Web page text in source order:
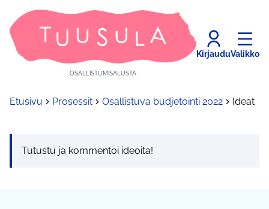
OSALLISTUMISALUSTA
KirjauduValikko
Etusivu Prosessit Osallistuva budjetointi 2022 Ideat
Tutustu ja kommentoi ideoita!